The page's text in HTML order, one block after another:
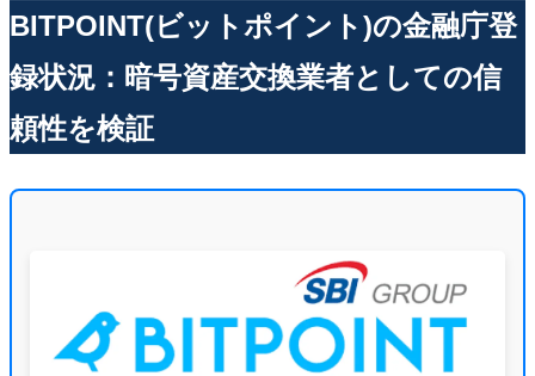
BITPOINT(ビットポイント)の金融庁登
録状況：暗号資産交換業者としての信
頼性を検証